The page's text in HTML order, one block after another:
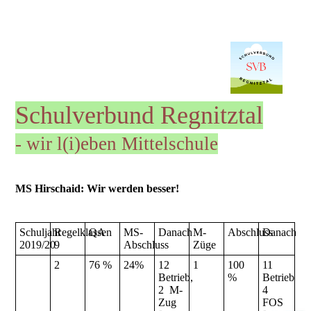
Schulverbund Regnitztal
- wir l(i)eben Mittelschule
MS Hirschaid: Wir werden besser!
Schuljahr
2019/20
Regelklassen
9
QA
MS-
Abschluss
DanachM-
Züge
AbschlussDanach
2 76 % 24%
12
Betrieb,
2 M-
Zug
1
100
%
11
Betrieb
4
FOS